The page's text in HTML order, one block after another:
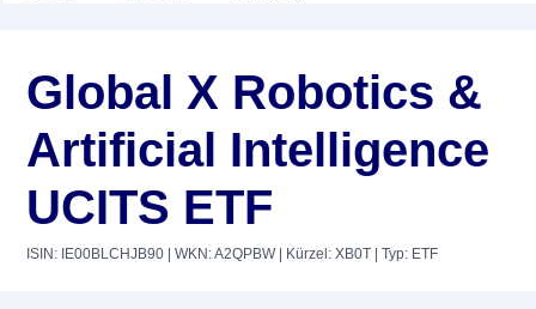
Global X Robotics &
Artificial Intelligence
UCITS ETF
ISIN: IE00BLCHJB90 | WKN: A2QPBW| Kürzel: XB0T | Typ: ETF